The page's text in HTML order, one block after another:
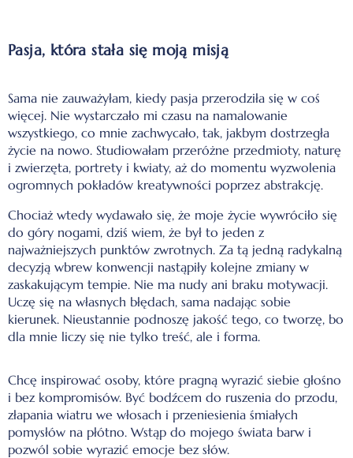
Pasja, która stała się moją misją
Sama nie zauważyłam, kiedy pasja przerodziła się w coś
więcej. Nie wystarczało mi czasu na namalowanie
wszystkiego, co mnie zachwycało, tak, jakbym dostrzegła
życie na nowo. Studiowałam przeróżne przedmioty, naturę
i zwierzęta, portrety i kwiaty, aż do momentu wyzwolenia
ogromnych pokładów kreatywności poprzez abstrakcję.
Chociaż wtedy wydawało się, że moje życie wywróciło się
do góry nogami, dziś wiem, że był to jeden z
najważniejszych punktów zwrotnych. Za tą jedną radykalną
decyzją wbrew konwencji nastąpiły kolejne zmiany w
zaskakującym tempie. Nie ma nudy ani braku motywacji.
Uczę się na własnych błędach, sama nadając sobie
kierunek. Nieustannie podnoszę jakość tego, co tworzę, bo
dla mnie liczy się nie tylko treść, ale i forma.
Chcę inspirować osoby, które pragną wyrazić siebie głośno
i bez kompromisów. Być bodźcem do ruszenia do przodu,
złapania wiatru we włosach i przeniesienia śmiałych
pomysłów na płótno. Wstąp do mojego świata barw i
pozwól sobie wyrazić emocje bez słów.